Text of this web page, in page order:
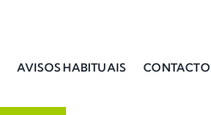
AVISOS HABITUAIS CONTACTO